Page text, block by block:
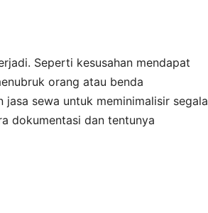
Seperti kesusahan mendapat
orang atau benda
sewa untuk meminimalisir segala
dokumentasi dan tentunya